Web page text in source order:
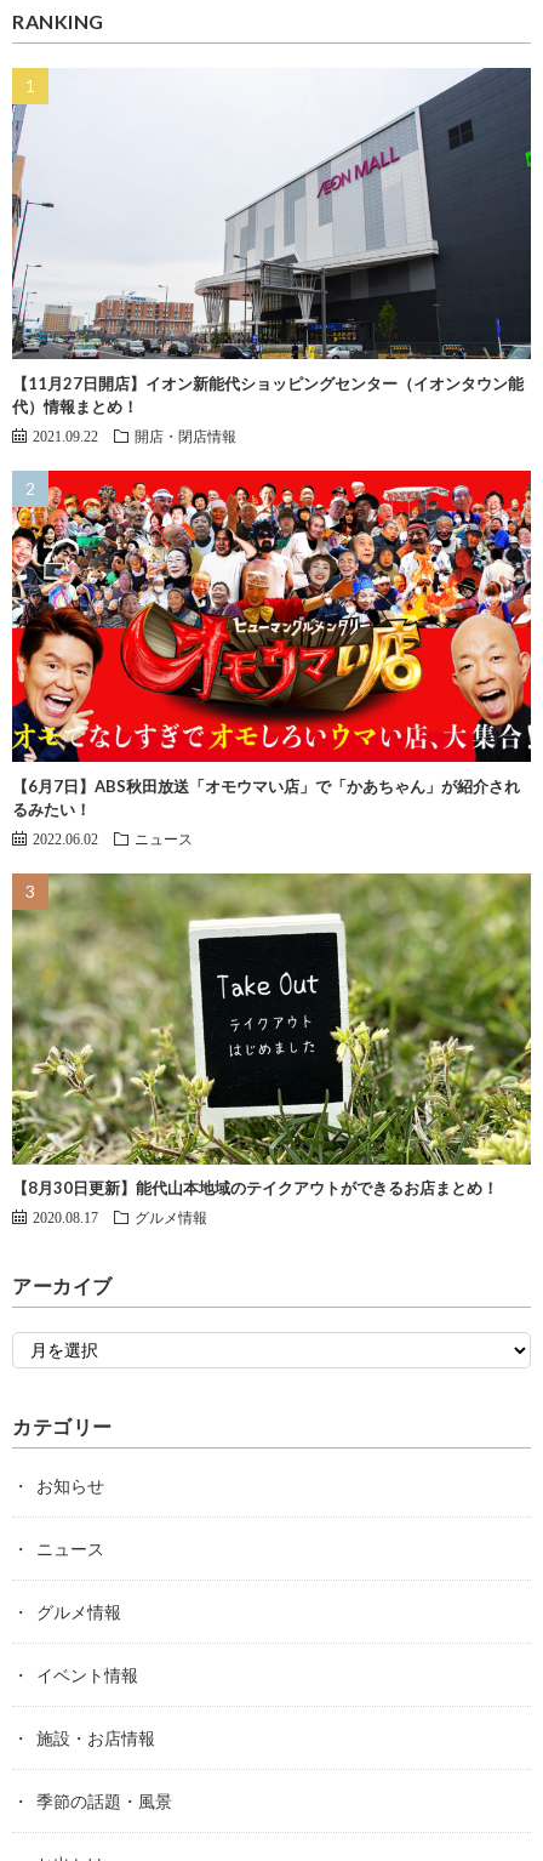
RANKING
【11月27日開店】イオン新能代ショッピングセンター（イオンタウン能
代）情報まとめ！
2021.09.22 開店・閉店情報
【6月7日】ABS秋田放送「オモウマい店」で「かあちゃん」が紹介され
るみたい！
2022.06.02 ニュース
【8月30日更新】能代山本地域のテイクアウトができるお店まとめ！
2020.08.17 グルメ情報
アーカイブ
カテゴリー
お知らせ
ニュース
グルメ情報
イベント情報
施設・お店情報
季節の話題・風景